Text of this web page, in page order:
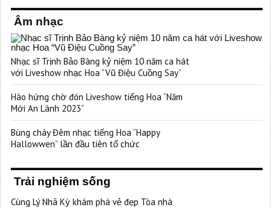
Âm nhạc
Nhạc sĩ Trịnh Bảo Bàng kỷ niệm 10 năm ca hát
với Liveshow nhạc Hoa “Vũ Điệu Cuồng Say”
Hào hứng chờ đón Liveshow tiếng Hoa “Năm
Mới An Lành 2023”
Bùng cháy Đêm nhạc tiếng Hoa “Happy
Hallowwen” lần đầu tiên tổ chức
Trải nghiệm sống
Cùng Lý Nhã Kỳ khám phá vẻ đẹp Tòa nhà